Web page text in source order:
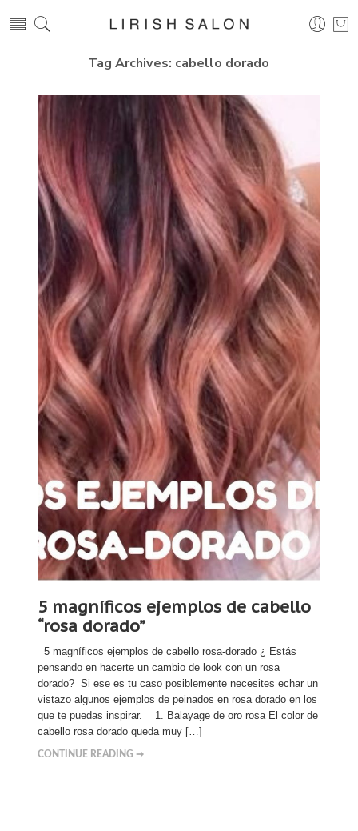
Tag Archives: cabello dorado
5 magníficos ejemplos de cabello
“rosa dorado”
5 magníficos ejemplos de cabello rosa-dorado ¿ Estás
pensando en hacerte un cambio de look con un rosa
dorado? Si ese es tu caso posiblemente necesites echar un
vistazo algunos ejemplos de peinados en rosa dorado en los
que te puedas inspirar. 1. Balayage de oro rosa El color de
cabello rosa dorado queda muy […]
CONTINUE READING ➞